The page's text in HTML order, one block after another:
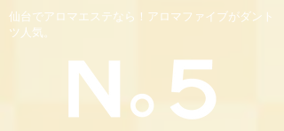
仙台でアロマエステなら！アロマファイブがダント
ツ人気。